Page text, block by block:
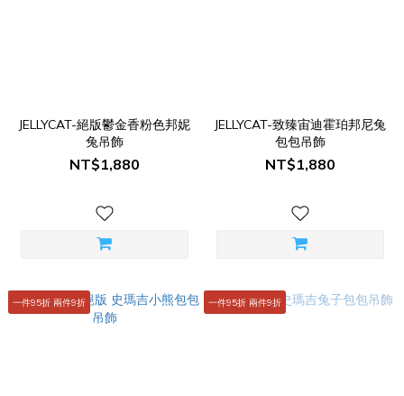
JELLYCAT-絕版鬱金香粉色邦妮
兔吊飾
NT$1,880
JELLYCAT-致臻宙迪霍珀邦尼兔
包包吊飾
NT$1,880
一件95折 兩件9折 一件95折 兩件9折